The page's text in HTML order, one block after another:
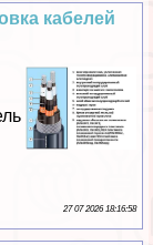
кабелей
27 07 2026 18:16:58